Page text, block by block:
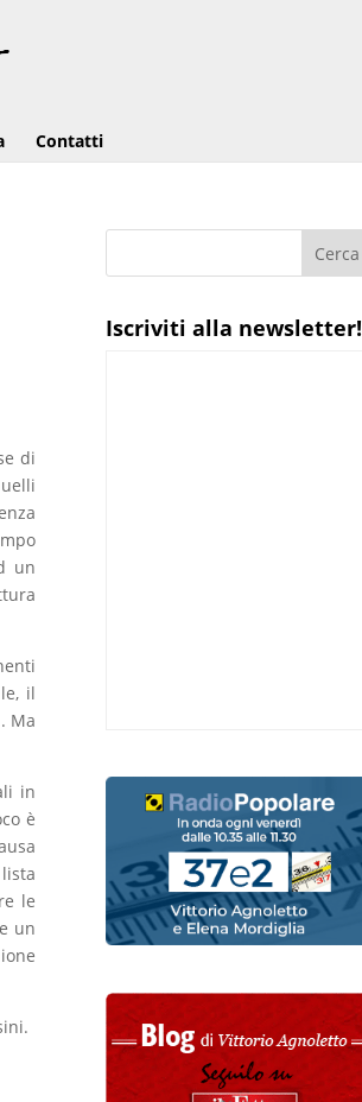
Contatti
di
un
il
Ma
in
è
le
un
Iscriviti alla newsletter!